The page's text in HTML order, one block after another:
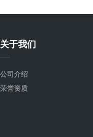
关于我们
公司介绍
荣誉资质